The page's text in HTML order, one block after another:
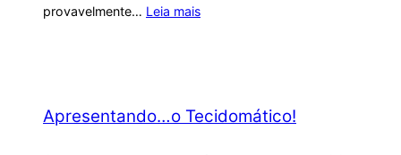
provavelmente… Leia mais
Apresentando…o Tecidomático!